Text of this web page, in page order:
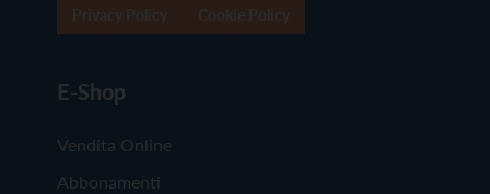
E-Shop
Vendita Online
Abbonamenti